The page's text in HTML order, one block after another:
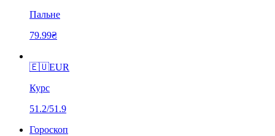
Пальне
79.99₴
🇪🇺EUR
Курс
51.2/51.9
Гороскоп